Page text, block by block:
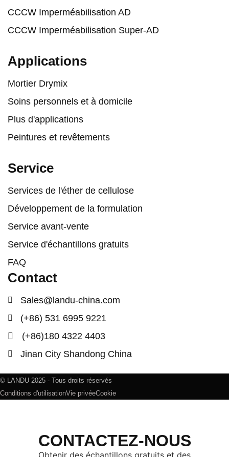
CCCW Imperméabilisation AD
CCCW Imperméabilisation Super-AD
Applications
Mortier Drymix
Soins personnels et à domicile
Plus d'applications
Peintures et revêtements
Service
Services de l'éther de cellulose
Développement de la formulation
Service avant-vente
Service d'échantillons gratuits
FAQ
Contact
Sales@landu-china.com
(+86) 531 6995 9221
(+86)180 4322 4403
Jinan City Shandong China
© LANDU 2025 - Tous droits réservés
Conditions d'utilisationVie privéeCookie
CONTACTEZ-NOUS
Obtenir des échantillons gratuits et des